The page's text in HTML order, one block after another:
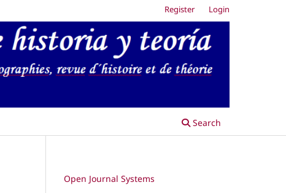
Search
Register Login
Open Journal Systems